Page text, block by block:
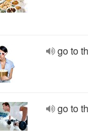
go to
go to